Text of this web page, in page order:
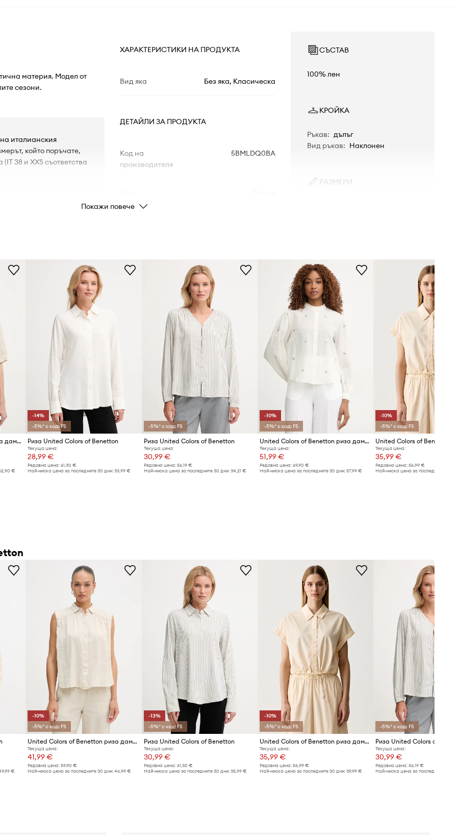
материя. Модел от
сезони.
италианския
който поръчате,
38 и XXS съответства
събуването.
ХАРАКТЕРИСТИКИ НА ПРОДУКТА
Вид яка Без яка, Класическа
ДЕТАЙЛИ ЗА ПРОДУКТА
Код на
производителя
5BMLDQ0BA
Код на продукта
СЪСТАВ
100% лен
КРОЙКА
Ръкав: дълъг
Вид ръкав: Наклонен
РАЗМЕРИ
Размерите, представени в
магазина, са преизчислени спрямо
стандартната европейска таблица
с размери. На етикета на
доставения продукт е посочена
оригиналната маркировка на
производителя.
Таблица с размери
Покажи повече
United Colors of Benetton риза дамска от лен
€
-14%
-5%* с код: FS
Риза United Colors of Benetton
Текуща цена:
28,99 €
Редовна цена: 61,30 €
Най-ниска цена за последните 30 дни: 33,99 €
-5%* с код: FS
Риза United Colors of Benetton
Текуща цена:
30,99 €
Редовна цена: 56,19 €
Най-ниска цена за последните 30 дни: 34,21 €
-10%
-5%* с код: FS
United Colors of Benetton риза дамска от памук
Текуща цена:
51,99 €
Редовна цена:69,90 €
Най-ниска цена за последните 30 дни:57,99 €
-10%
-5%* с код: FS
Текуща цена:
35,99 €
Редовна цена: 56,99 €
Най-ниска цена за последните 30
€
-10%
-5%* с код: FS
United Colors of Benetton риза дамска от лен
Текуща цена:
41,99 €
Редовна цена: 59,90 €
Най-ниска цена за последните 30 дни: 46,99 €
-13%
-5%* с код: FS
Риза United Colors of Benetton
Текуща цена:
30,99 €
Редовна цена: 61,30 €
Най-ниска цена за последните 30 дни: 35,99 €
-10%
-5%* с код: FS
United Colors of Benetton риза дамска от памук
Текуща цена:
35,99 €
Редовна цена:56,99 €
Най-ниска цена за последните 30 дни:39,99 €
-5%* с код: FS
Риза United Colors of
Текуща цена:
30,99 €
Редовна цена: 56,19 €
Най-ниска цена за последните 30